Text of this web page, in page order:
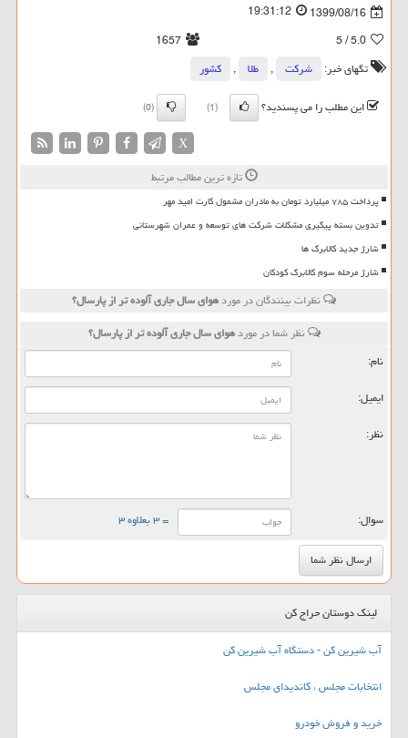
1399/08/16
19:31:12
5.0
/ 5
1657
تگهای خبر:
شركت , طلا ,
كشور
این مطلب را می پسندید؟
(1)
(0)
X
تازه ترین مطالب مرتبط
پرداخت ۷۸۵ میلیارد تومان به مادران مشمول کارت امید مهر
تدوین بسته پیگیری مشکلات شرکت های توسعه و عمران شهرستانی
شارژ جدید کالابرگ ها
شارژ مرحله سوم کالابرگ کودکان
نظرات بینندگان در موردهوای سال جاری آلوده تر از پارسال؟
نظر شما در موردهوای سال جاری آلوده تر از پارسال؟
نام:
ایمیل:
نظر:
سوال: = ۳ بعلاوه ۳
لینک دوستان حراج کن
آب شیرین کن - دستگاه آب شیرین کن
انتخابات مجلس ، کاندیدای مجلس
خرید و فروش خودرو